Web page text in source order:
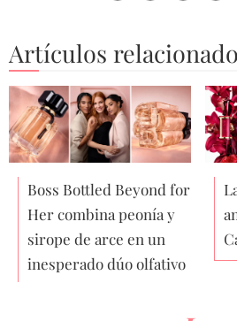
Artículos
Boss Bottled Beyond for
Her combina peonía y
sirope de arce en un
inesperado dúo olfativo